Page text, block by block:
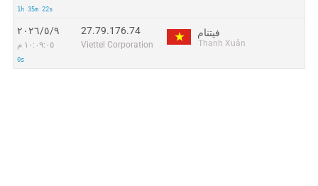
1h 35m 22s
٩‏/٥‏/٢٠٢٦
١٠:٠٩:٠٥ م
0s
27.79.176.74
Viettel Corporation
فيتنام
Thanh Xuân